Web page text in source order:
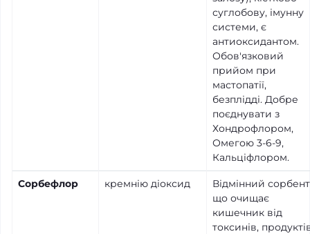
суглобову, імунну
системи, є
антиоксидантом.
Обов'язковий
прийом при
мастопатії,
безплідді. Добре
поєднувати з
Хондрофлором,
Омегою 3-6-9,
Кальціфлором.
Сорбефлор кремнію діоксид
Відмінний
що очищає
кишечник від
токсинів,